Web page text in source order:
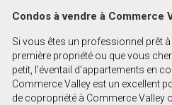
Condos à vendre à Commerce
Si vous êtes un professionnel prêt
première propriété ou que vous
petit, l’éventail d’appartements en
Commerce Valley est un excellent
de copropriété à Commerce Valley